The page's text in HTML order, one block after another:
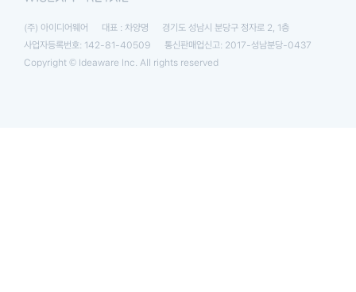
(주) 아이디어웨어 대표 : 차양명
경기도 성남시 분당구 정자로 2, 1층
사업자등록번호: 142-81-40509
통신판매업신고: 2017-성남분당-0437
Copyright © Ideaware Inc. All rights reserved